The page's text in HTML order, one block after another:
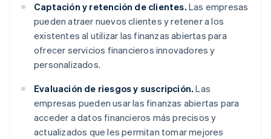
Captación y retención de clientes. Las empresas
pueden atraer nuevos clientes y retener a los
existentes al utilizar las finanzas abiertas para
ofrecer servicios financieros innovadores y
personalizados.
Evaluación de riesgos y suscripción. Las
empresas pueden usar las finanzas abiertas para
acceder a datos financieros más precisos y
actualizados que les permitan tomar mejores